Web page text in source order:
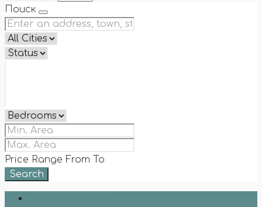
Поиск
Price Range From
To
Search